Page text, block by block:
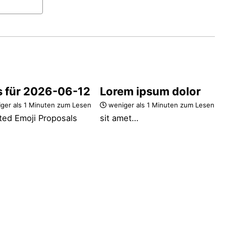
für 2026-06-12
als 1 Minuten zum Lesen
Emoji Proposals
Lorem ipsum dolor
weniger als 1 Minuten zum Lesen
sit amet…